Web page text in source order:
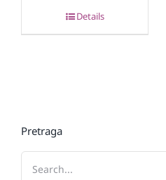
Details
Pretraga